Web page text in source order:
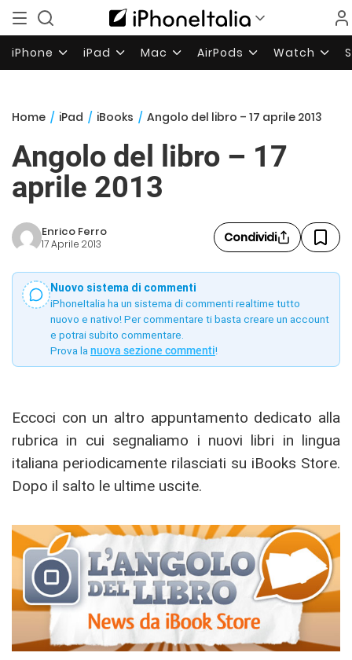
iPhone iPad Mac AirPods Watch
Home / iPad / iBooks / Angolo del libro – 17 aprile 2013
Angolo del libro – 17
aprile 2013
Enrico Ferro
17 Aprile 2013 Condividi
Nuovo sistema di commenti
iPhoneItalia ha un sistema di commenti realtime tutto
nuovo e nativo! Per commentare ti basta creare un account
e potrai subito commentare.
Prova la nuova sezione commenti!
Eccoci con un altro appuntamento dedicato alla
rubrica in cui segnaliamo i nuovi libri in lingua
italiana periodicamente rilasciati su iBooks Store.
Dopo il salto le ultime uscite.